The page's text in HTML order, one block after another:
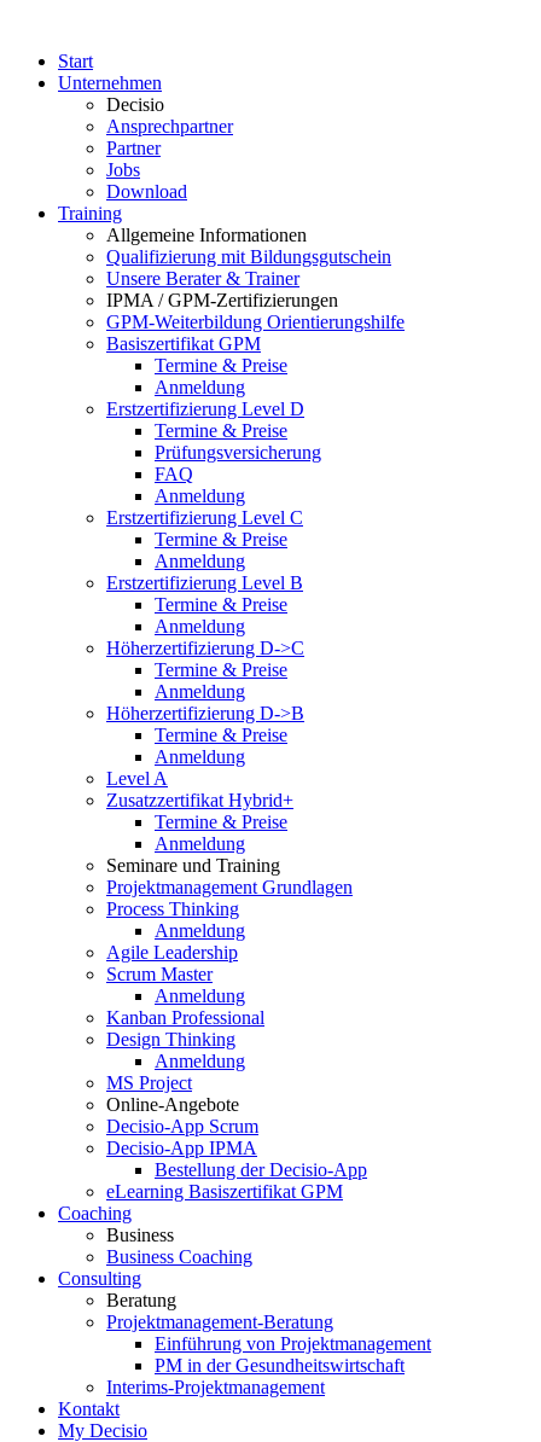
Start
Unternehmen
Decisio
Ansprechpartner
Partner
Jobs
Download
Training
Allgemeine Informationen
Qualifizierung mit Bildungsgutschein
Unsere Berater & Trainer
IPMA / GPM-Zertifizierungen
GPM-Weiterbildung Orientierungshilfe
Basiszertifikat GPM
Termine & Preise
Anmeldung
Erstzertifizierung Level D
Termine & Preise
Prüfungsversicherung
FAQ
Anmeldung
Erstzertifizierung Level C
Termine & Preise
Anmeldung
Erstzertifizierung Level B
Termine & Preise
Anmeldung
Höherzertifizierung D->C
Termine & Preise
Anmeldung
Höherzertifizierung D->B
Termine & Preise
Anmeldung
Level A
Zusatzzertifikat Hybrid+
Termine & Preise
Anmeldung
Seminare und Training
Projektmanagement Grundlagen
Process Thinking
Anmeldung
Agile Leadership
Scrum Master
Anmeldung
Kanban Professional
Design Thinking
Anmeldung
MS Project
Online-Angebote
Decisio-App Scrum
Decisio-App IPMA
Bestellung der Decisio-App
eLearning Basiszertifikat GPM
Coaching
Business
Business Coaching
Consulting
Beratung
Projektmanagement-Beratung
Einführung von Projektmanagement
PM in der Gesundheitswirtschaft
Interims-Projektmanagement
Kontakt
My Decisio